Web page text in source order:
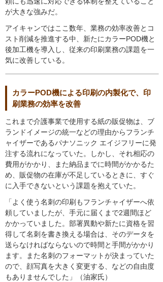
が大きな強みだ。
アイキャンではここ数年、業務の効率改善とコ
スト削減を推進する中、新たにカラーPOD機と
後加工機を導入し、従来の印刷業務の課題を一
気に改善している。
カラーPOD機による印刷の内製化で、印
刷業務の効率を改善
これまで介護事業で使用する紙の販促物は、ブ
ランドイメージの統一などの理由からフランチ
ャイザーであるパナソニック エイジフリーに発
注する流れになっていた。しかし、それ相応の
費用がかかり、また納品までに時間がかかるた
め、販促物の在庫が不足しているときに、すぐ
に入手できないという課題を抱えていた。
「よく使う名刺の印刷もフランチャイザーへ依
頼していましたが、手元に届くまで2週間ほど
かかっていました。部署異動や新たに資格を習
得して名刺を書き換える場合は、そのデータを
送らなければならないので時間と手間がかかり
ます。また名刺のフォーマットが決まっていた
ので、顔写真を大きく変更する、などの自由度
もありませんでした」（油家氏）